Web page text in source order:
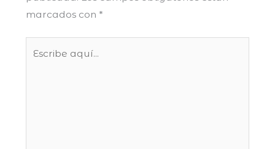
marcados con *